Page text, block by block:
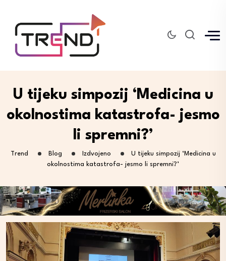
U tijeku simpozij ‘Medicina u
okolnostima katastrofa- jesmo
li spremni?’
Trend Blog Izdvojeno
U tijeku simpozij ‘Medicina u
okolnostima katastrofa- jesmo li spremni?’